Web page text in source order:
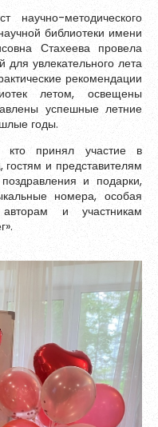
научно-методического
библиотеки имени
Стахеева провела
для увлекательного лета
рекомендации
летом, освещены
успешные летние
годы.
кто принял участие в
и представителям
и подарки,
номера, особая
авторам и участникам